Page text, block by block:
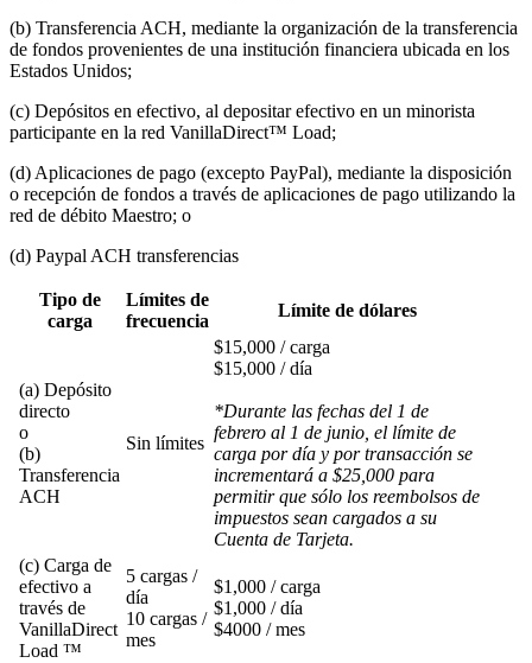
(b) Transferencia ACH, mediante la organización de la transferencia
de fondos provenientes de una institución financiera ubicada en los
Estados Unidos;
(c) Depósitos en efectivo, al depositar efectivo en un minorista
participante en la red VanillaDirect™ Load;
(d) Aplicaciones de pago (excepto PayPal), mediante la disposición
o recepción de fondos a través de aplicaciones de pago utilizando la
red de débito Maestro; o
(d) Paypal ACH transferencias
Tipo de
carga
Límites de
frecuencia
Límite de dólares
(a) Depósito
directo
o
(b)
Transferencia
ACH
Sin límites
$15,000 / carga
$15,000 / día
*Durante las fechas del 1 de
febrero al 1 de junio, el límite de
carga por día y por transacción se
incrementará a $25,000 para
permitir que sólo los reembolsos de
impuestos sean cargados a su
Cuenta de Tarjeta.
(c) Carga de
efectivo a
través de
VanillaDirect
Load ™
5 cargas /
día
10 cargas /
mes
$1,000 / carga
$1,000 / día
$4000 / mes